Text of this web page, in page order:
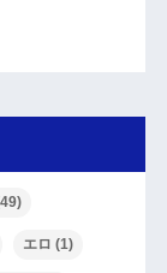
エロ (1)